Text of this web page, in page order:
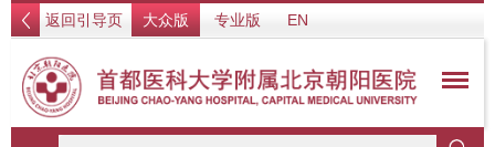
返回引导页 大众版 专业版 EN